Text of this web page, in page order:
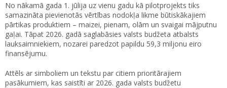
No nākamā gada 1. jūlija uz vienu gadu kā pilotprojekts tiks
samazināta pievienotās vērtības nodokļa likme būtiskākajiem
pārtikas produktiem – maizei, pienam, olām un svaigai mājputnu
gaļai. Tāpat 2026. gadā saglabāsies valsts budžeta atbalsts
lauksaimniekiem, nozarei paredzot papildu 59,3 miljonu eiro
finansējumu.
Attēls ar simboliem un tekstu par citiem prioritārajiem
pasākumiem, kas saistīti ar 2026. gada valsts budžetu